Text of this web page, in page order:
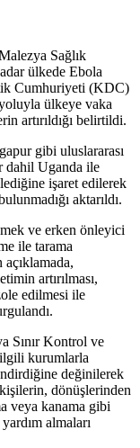
Sağlık
ülkede Ebola
Cumhuriyeti (KDC)
ülkeye vaka
artırıldığı belirtildi.
gibi uluslararası
dahil Uganda ile
işaret edilerek
aktarıldı.
ve erken önleyici
ile tarama
açıklamada,
artırılması,
edilmesi ile
Sınır Kontrol ve
kurumlarla
değinilerek
dönüşlerinden
veya kanama gibi
almaları